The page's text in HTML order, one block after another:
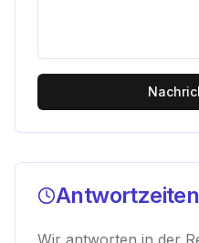
Antwortzeiten
Wir antworten in der